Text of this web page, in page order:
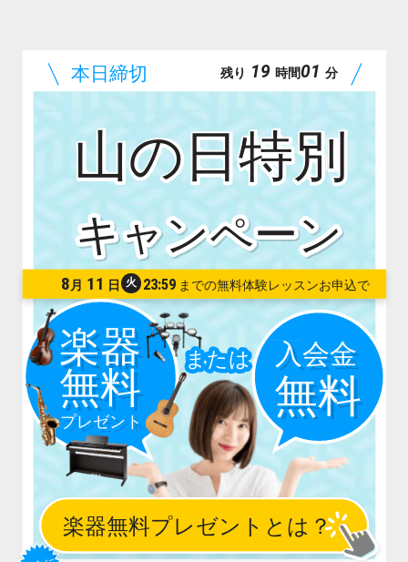
山の日特別
8 月 11 日 火 23:59
残り 19 時間01 分